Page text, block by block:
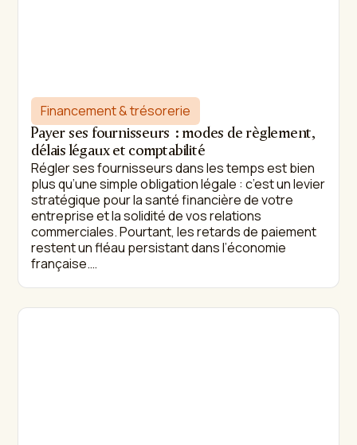
Financement & trésorerie
Payer ses fournisseurs : modes de règlement,
délais légaux et comptabilité
Régler ses fournisseurs dans les temps est bien
plus qu’une simple obligation légale : c’est un levier
stratégique pour la santé financière de votre
entreprise et la solidité de vos relations
commerciales. Pourtant, les retards de paiement
restent un fléau persistant dans l’économie
française.…